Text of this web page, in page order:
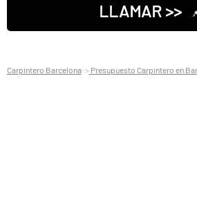
LLAMAR >>
Carpintero Barcelona Presupuesto Carpintero en